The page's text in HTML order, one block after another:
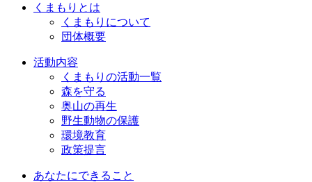
くまもりとは
くまもりについて
団体概要
活動内容
くまもりの活動一覧
森を守る
奥山の再生
野生動物の保護
環境教育
政策提言
あなたにできること